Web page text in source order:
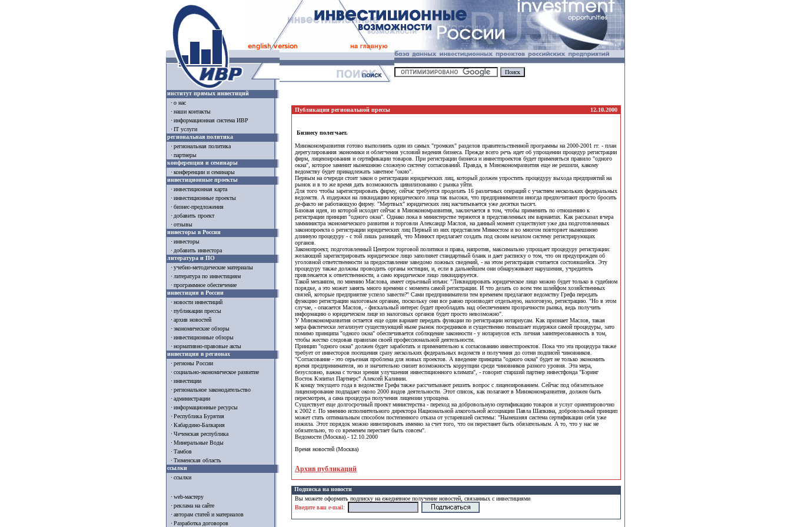
институт прямых инвестиций
о нас
наши контакты
информационная система ИВР
IT услуги
региональная политика
региональная политика
партнеры
конференции и семинары
конференции и семинары
инвестиционные проекты
инвестиционная карта
инвестиционные проекты
бизнес-предложения
добавить проект
отзывы
инвесторы в России
инвесторы
добавить инвестора
литература и ПО
учебно-методические материалы
литература по инвестициям
программное обеспечение
инвестиции в России
новости инвестиций
публикации прессы
архив новостей
экономические обзоры
инвестиционные обзоры
нормативно-правовые акты
инвестиции в регионах
регионы России
социально-экономическое развитие
инвестиции
региональное законодательство
администрации
информационные ресурсы
Республика Бурятия
Кабардино-Балкария
Чеченская республика
Минеральные Воды
Тамбов
Тюменская область
ссылки
ссылки
web-мастеру
реклама на сайте
авторам статей и материалов
Разработка договоров
Публикации региональной прессы 12.10.2000
Бизнесу полегчает.
Минэкономразвития готово выполнить один из самых "громких" разделов правительственной программы на 2000-2001 гг. - план
дерегулирования экономики и облегчения условий ведения бизнеса. Прежде всего речь идет об упрощении процедур регистрации
фирм, лицензирования и сертификации товаров. При регистрации бизнеса и инвестпроектов будет применяться правило "одного
окна", которое заменит нынешнюю сложную систему согласований. Правда, в Минэкономразвития еще не решили, какому
ведомству будет принадлежать заветное "окно".
Первым на очереди стоит закон о регистрации юридических лиц, который должен упростить процедуру выхода предприятий на
рынок и в то же время дать возможность цивилизованно с рынка уйти.
Для того чтобы зарегистрировать фирму, сейчас требуется проделать 16 различных операций с участием нескольких федеральных
ведомств. А издержки на ликвидацию юридического лица так высоки, что предприниматели иногда предпочитают просто бросить
де-факто не работающую фирму. "Мертвых" юридических лиц насчитывается уже десятки тысяч.
Базовая идея, из которой исходят сейчас в Минэкономразвития, заключается в том, чтобы применить по отношению к
регистрации принцип "одного окна". Однако пока в министерстве теряются в представленных им вариантах. Как рассказал вчера
замминистра экономического развития и торговли Александр Маслов, на данный момент существуют уже два подготовленных
законопроекта о регистрации юридических лиц Первый из них представлен Минюстом и во многом повторяет нынешнюю
длинную процедуру - с той лишь разницей, что Минюст предлагает создать под своим началом систему регистрирующих
органов.
Законопроект, подготовленный Центром торговой политики и права, напротив, максимально упрощает процедуру регистрации:
желающий зарегистрировать юридическое лицо заполняет стандартный бланк и дает расписку о том, что он предупрежден об
уголовной ответственности за предоставление заведомо ложных сведений, - на этом регистрация считается состоявшейся. Эту
процедуру также должны проводить органы юстиции, и, если в дальнейшем они обнаруживают нарушения, учредитель
привлекается к ответственности, а само юридическое лицо ликвидируется.
Такой механизм, по мнению Маслова, имеет серьезный изъян: "Ликвидировать юридическое лицо можно будет только в судебном
порядке, а это может занять много времени с момента самой регистрации. И что делать со всем тем шлейфом хозяйственных
связей, которые предприятие успело завести?" Сами предприниматели тем временем предлагают ведомству Грефа передать
функцию регистрации налоговым органам, поскольку они все равно производят отдельную, налоговую, регистрацию. "Но в этом
случае, - опасается Маслов, - фискальный интерес будет преобладать над обеспечением прозрачности рынка, ведь получить
информацию о юридическом лице из налоговых органов будет просто невозможно".
У Минэкономразвития остается еще один вариант передать функции по регистрации нотариусам. Как признает Маслов, такая
мера фактически легализует существующий ныне рынок посредников и существенно повышает издержки самой процедуры, зато
помимо принципа "одного окна" обеспечивается соблюдение законности - у нотариусов есть личная заинтересованность в том,
чтобы жестко следовав правилам своей профессиональной деятельности.
Принцип "одного окна" должен будет заработать и применительно к согласованию инвестпроектов. Пока что эта процедура также
требует от инвесторов посещения сразу нескольких федеральных ведомств и получения до сотни подписей чиновников.
"Согласование - это серьезная проблема для новых проектов. А введение принципа "одного окна" будет не только экономить
время предпринимателя, но и значительно снизит возможность коррупции среди чиновников разного уровня. Эта мера,
безусловно, важна с точки зрения улучшения инвестиционного климата", - говорит старший партнер инвестфонда "Бэринг
Восток Кэпитал Партнерс" Алексей Калинин.
К концу текущего года в ведомстве Грефа также рассчитывают решить вопрос с лицензированием. Сейчас под обязательное
лицензирование подпадает около 2000 видов деятельности. Этот список, как полагают в Минэкономразвития, должен быть
пересмотрен, а сама процедура получения лицензии упрощена.
Существует еще долгосрочный проект министерства - переход на добровольную сертификацию товаров и услуг ориентировочно
к 2002 г. По мнению исполнительного директора Национальной алкогольной ассоциации Павла Шапкина, добровольный принцип
может стать оптимальным способом постепенного отказа от устаревшей системы: "Нынешняя система сертификации себя уже
изжила. Этот порядок можно нивелировать именно за счет того, что он перестанет быть обязательным. А то, что у нас не
обязательно, то со временем перестает быть совсем".
Ведомости (Москва).- 12.10.2000
Время новостей (Москва)
Архив публикаций
Подписка на новости
Вы можете оформить подписку на ежедневное получение новостей, связанных с инвестициями
Введите ваш e-mail: